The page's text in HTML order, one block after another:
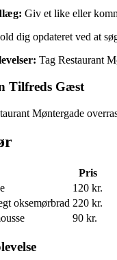
Giv et like eller
dig opdateret ved at
Tag Restaurant
Tilfreds Gæst
Møntergade
Pris
120 kr.
oksemørbrad 220 kr.
90 kr.